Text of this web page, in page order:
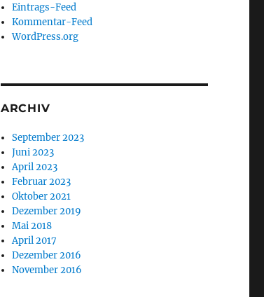
Eintrags-Feed
Kommentar-Feed
WordPress.org
ARCHIV
September 2023
Juni 2023
April 2023
Februar 2023
Oktober 2021
Dezember 2019
Mai 2018
April 2017
Dezember 2016
November 2016